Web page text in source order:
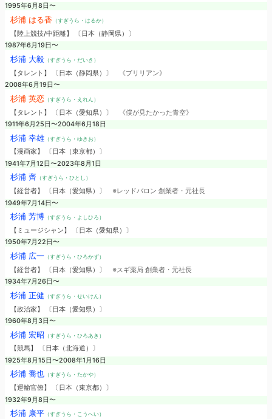
1995年6月8日〜
杉浦 はる香 （すぎうら・はるか）
【陸上競技/中距離】 〔日本（静岡県）〕
1987年6月19日〜
杉浦 大毅（すぎうら・だいき）
【タレント】 〔日本（静岡県）〕
《ブリリアン》
2008年6月19日〜
杉浦 英恋 （すぎうら・えれん）
【タレント】 〔日本（愛知県）〕
《僕が見たかった青空》
1911年6月25日〜2004年6月18日
杉浦 幸雄（すぎうら・ゆきお）
【漫画家】 〔日本（東京都）〕
1941年7月12日〜2023年8月1日
杉浦 齊（すぎうら・ひとし）
【経営者】 〔日本（愛知県）〕 ※レッドバロン 創業者・元社長
1949年7月14日〜
杉浦 芳博（すぎうら・よしひろ）
【ミュージシャン】 〔日本（愛知県）〕
1950年7月22日〜
杉浦 広一（すぎうら・ひろかず）
【経営者】 〔日本（愛知県）〕 ※スギ薬局 創業者・元社長
1934年7月26日〜
杉浦 正健 （すぎうら・せいけん）
【政治家】 〔日本（愛知県）〕
1960年8月3日〜
杉浦 宏昭 （すぎうら・ひろあき）
【競馬】 〔日本（北海道）〕
1925年8月15日〜2008年1月16日
杉浦 喬也（すぎうら・たかや）
【運輸官僚】 〔日本（東京都）〕
1932年9月8日〜
杉浦 康平（すぎうら・こうへい）